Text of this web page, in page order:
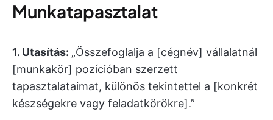
Munkatapasztalat
1. Utasítás: „Összefoglalja a [cégnév] vállalatnál
[munkakör] pozícióban szerzett
tapasztalataimat, különös tekintettel a [konkrét
készségekre vagy feladatkörökre].”